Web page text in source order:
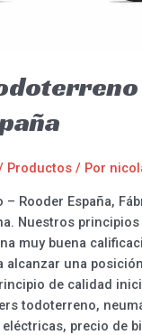
Productos / Por
Rooder España,
Nuestros
muy buena
alcanzar una
de calidad
todoterreno,
precio de